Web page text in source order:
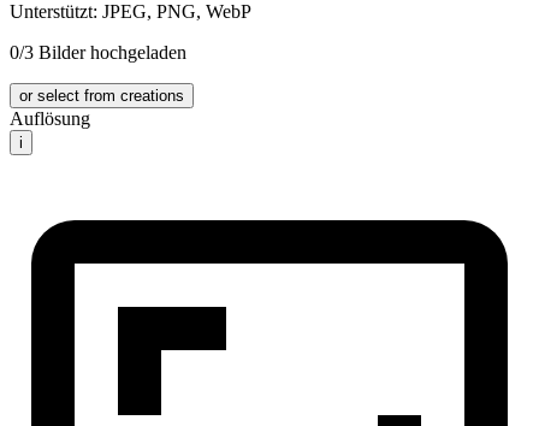
Unterstützt: JPEG, PNG, WebP
0/3 Bilder hochgeladen
or select from creations
Auflösung
i